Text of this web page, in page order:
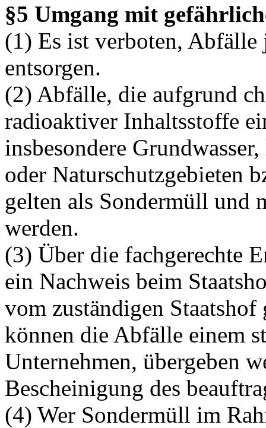
§5 Umgang mit
(1) Es ist verboten,
entsorgen.
(2) Abfälle, die aufgrund
radioaktiver Inhaltsstoffe
insbesondere
oder Naturschutzgebieten
gelten als Sondermüll und
werden.
(3) Über die fachgerechte
ein Nachweis beim
vom zuständigen
können die Abfälle einem
Unternehmen, übergeben
Bescheinigung des
(4) Wer Sondermüll im